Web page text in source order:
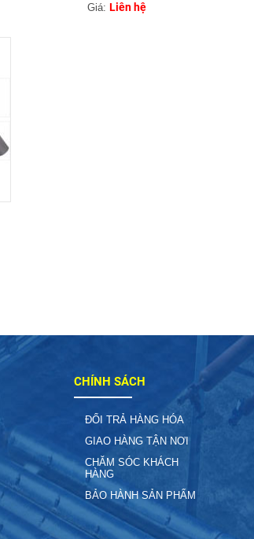
Giá: Liên hệ
CHÍNH SÁCH
ĐỔI TRẢ HÀNG HÓA
GIAO HÀNG TẬN NƠI
CHĂM SÓC KHÁCH
HÀNG
BẢO HÀNH SẢN PHẨM